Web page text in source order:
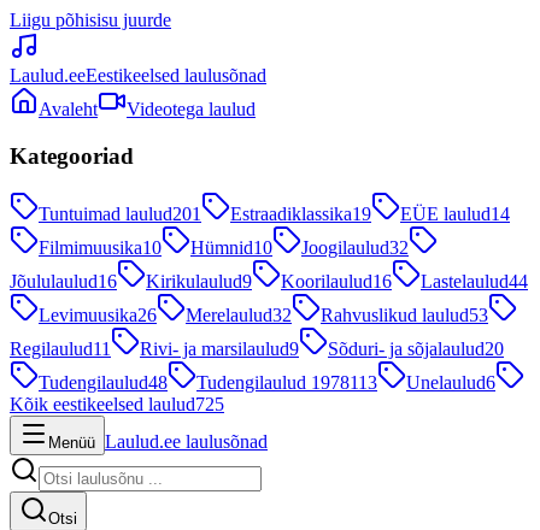
Liigu põhisisu juurde
Laulud.eeEestikeelsed laulusõnad
Avaleht
Videotega laulud
Kategooriad
Tuntuimad laulud201 Estraadiklassika19 EÜE laulud14
Filmimuusika10 Hümnid10 Joogilaulud32
Jõululaulud16 Kirikulaulud9 Koorilaulud16 Lastelaulud44
Levimuusika26 Merelaulud32 Rahvuslikud laulud53
Regilaulud11 Rivi- ja marsilaulud9 Sõduri- ja sõjalaulud20
Tudengilaulud48 Tudengilaulud 1978113 Unelaulud6
Kõik eestikeelsed laulud725
Menüü Laulud.ee laulusõnad
Otsi